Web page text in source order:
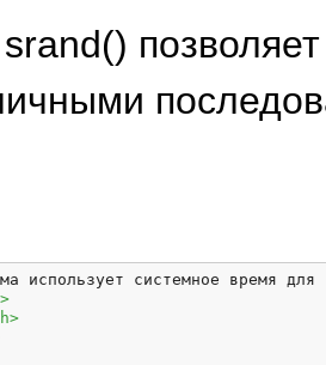
использует системное время